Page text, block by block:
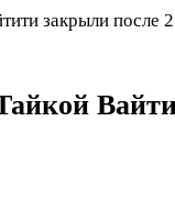
закрыли после